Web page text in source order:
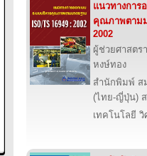
แนวทางการ
คุณภาพตามม
2002
ผู้ช่วยศาสตร
หงษ์ทอง
สำนักพิมพ์ ส
(ไทย-ญี่ปุ่น)
เทคโนโลยี